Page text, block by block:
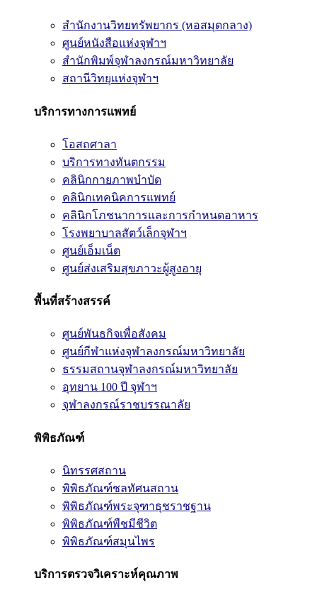
สำนักงานวิทยทรัพยากร (หอสมุดกลาง)
ศูนย์หนังสือแห่งจุฬาฯ
สำนักพิมพ์จุฬาลงกรณ์มหาวิทยาลัย
สถานีวิทยุแห่งจุฬาฯ
บริการทางการแพทย์
โอสถศาลา
บริการทางทันตกรรม
คลินิกกายภาพบำบัด
คลินิกเทคนิคการแพทย์
คลินิกโภชนาการและการกำหนดอาหาร
โรงพยาบาลสัตว์เล็กจุฬาฯ
ศูนย์เอ็มเน็ต
ศูนย์ส่งเสริมสุขภาวะผู้สูงอายุ
พื้นที่สร้างสรรค์
ศูนย์พันธกิจเพื่อสังคม
ศูนย์กีฬาแห่งจุฬาลงกรณ์มหาวิทยาลัย
ธรรมสถานจุฬาลงกรณ์มหาวิทยาลัย
อุทยาน 100 ปี จุฬาฯ
จุฬาลงกรณ์ราชบรรณาลัย
พิพิธภัณฑ์
นิทรรศสถาน
พิพิธภัณฑ์ชลทัศนสถาน
พิพิธภัณฑ์พระจุฑาธุชราชฐาน
พิพิธภัณฑ์พืชมีชีวิต
พิพิธภัณฑ์สมุนไพร
บริการตรวจวิเคราะห์คุณภาพ